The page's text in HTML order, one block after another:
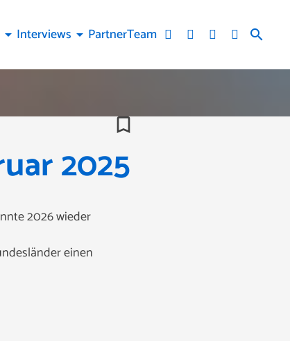
search
arrow_drop_down Interviews arrow_drop_down PartnerTeam
bookmark_border
2025
2026 wieder
einen